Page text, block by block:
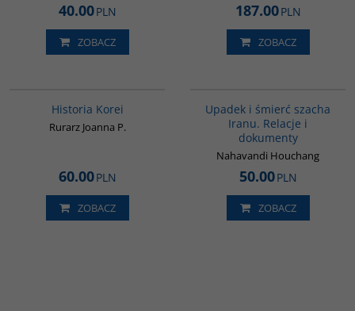
40.00PLN
ZOBACZ
187.00PLN
ZOBACZ
Historia Korei
Rurarz Joanna P.
60.00PLN
ZOBACZ
Upadek i śmierć szacha
Iranu. Relacje i
dokumenty
Nahavandi Houchang
50.00PLN
ZOBACZ